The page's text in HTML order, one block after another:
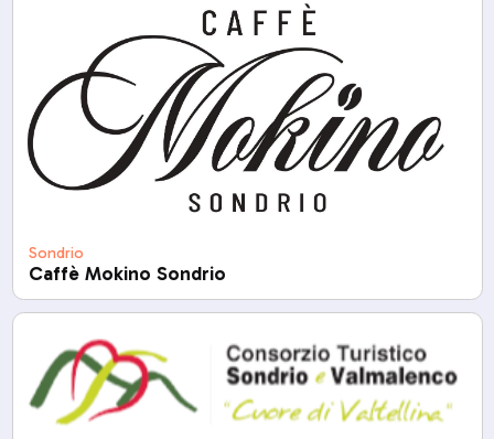
Sondrio
Caffè Mokino Sondrio